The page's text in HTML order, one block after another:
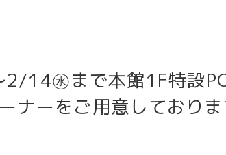
14㊌まで本館1F特設
ナーをご用意しており